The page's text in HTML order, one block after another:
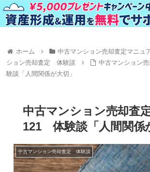
ホーム 中古マンション売却査定マニュ
ション売却査定 体験談
中古マンション
験談「人間関係が大切」
中古マンション売却査
121 体験談「人間関係
中古マンション売却査定 体験談